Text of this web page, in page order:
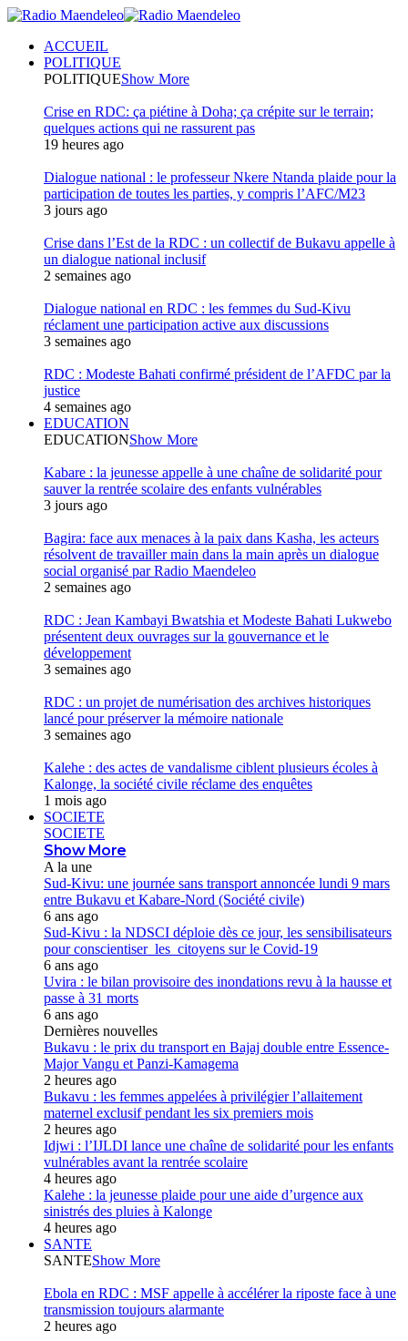
ACCUEIL
POLITIQUE
POLITIQUEShow More
Crise en RDC: ça piétine à Doha; ça crépite sur le terrain;
quelques actions qui ne rassurent pas
19 heures ago
Dialogue national : le professeur Nkere Ntanda plaide pour la
participation de toutes les parties, y compris l’AFC/M23
3 jours ago
Crise dans l’Est de la RDC : un collectif de Bukavu appelle à
un dialogue national inclusif
2 semaines ago
Dialogue national en RDC : les femmes du Sud-Kivu
réclament une participation active aux discussions
3 semaines ago
RDC : Modeste Bahati confirmé président de l’AFDC par la
justice
4 semaines ago
EDUCATION
EDUCATIONShow More
Kabare : la jeunesse appelle à une chaîne de solidarité pour
sauver la rentrée scolaire des enfants vulnérables
3 jours ago
Bagira: face aux menaces à la paix dans Kasha, les acteurs
résolvent de travailler main dans la main après un dialogue
social organisé par Radio Maendeleo
2 semaines ago
RDC : Jean Kambayi Bwatshia et Modeste Bahati Lukwebo
présentent deux ouvrages sur la gouvernance et le
développement
3 semaines ago
RDC : un projet de numérisation des archives historiques
lancé pour préserver la mémoire nationale
3 semaines ago
Kalehe : des actes de vandalisme ciblent plusieurs écoles à
Kalonge, la société civile réclame des enquêtes
1 mois ago
SOCIETE
SOCIETE
Show More
A la une
Sud-Kivu: une journée sans transport annoncée lundi 9 mars
entre Bukavu et Kabare-Nord (Société civile)
6 ans ago
Sud-Kivu : la NDSCI déploie dès ce jour, les sensibilisateurs
pour conscientiser les citoyens sur le Covid-19
6 ans ago
Uvira : le bilan provisoire des inondations revu à la hausse et
passe à 31 morts
6 ans ago
Dernières nouvelles
Bukavu : le prix du transport en Bajaj double entre Essence-
Major Vangu et Panzi-Kamagema
2 heures ago
Bukavu : les femmes appelées à privilégier l’allaitement
maternel exclusif pendant les six premiers mois
2 heures ago
Idjwi : l’IJLDI lance une chaîne de solidarité pour les enfants
vulnérables avant la rentrée scolaire
4 heures ago
Kalehe : la jeunesse plaide pour une aide d’urgence aux
sinistrés des pluies à Kalonge
4 heures ago
SANTE
SANTEShow More
Ebola en RDC : MSF appelle à accélérer la riposte face à une
transmission toujours alarmante
2 heures ago